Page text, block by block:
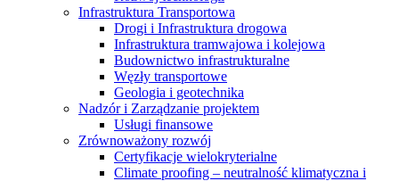
Infrastruktura Transportowa
Drogi i Infrastruktura drogowa
Infrastruktura tramwajowa i kolejowa
Budownictwo infrastrukturalne
Węzły transportowe
Geologia i geotechnika
Nadzór i Zarządzanie projektem
Usługi finansowe
Zrównoważony rozwój
Certyfikacje wielokryterialne
Climate proofing – neutralność klimatyczna i